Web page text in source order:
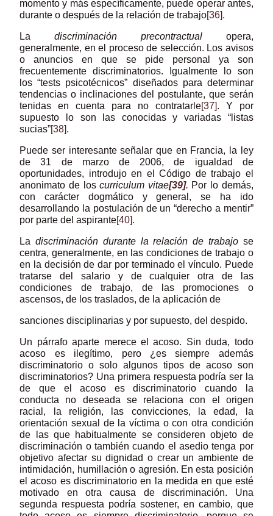
momento y más específicamente, puede operar antes,
durante o después de la relación de trabajo[36].
Ladiscriminación precontractual opera,
generalmente, en el proceso de selección. Los avisos
o anuncios en que se pide personal ya son
frecuentemente discriminatorios. Igualmente lo son
los “tests psicotécnicos” diseñados para determinar
tendencias o inclinaciones del postulante, que serán
tenidas en cuenta para no contratarle[37]. Y por
supuesto lo son las conocidas y variadas “listas
sucias”[38].
Puede ser interesante señalar que en Francia, la ley
de 31 de marzo de 2006, de igualdad de
oportunidades, introdujo en el Código de trabajo el
anonimato de loscurriculum vitae[39]. Por lo demás,
con carácter dogmático y general, se ha ido
desarrollando la postulación de un “derecho a mentir”
por parte del aspirante[40].
Ladiscriminación durante la relación de trabajo se
centra, generalmente, en las condiciones de trabajo o
en la decisión de dar por terminado el vínculo. Puede
tratarse del salario y de cualquier otra de las
condiciones de trabajo, de las promociones o
ascensos, de los traslados, de la aplicación de
sanciones disciplinarias y por supuesto, del despido.
Un párrafo aparte merece el acoso. Sin duda, todo
acoso es ilegítimo, pero ¿es siempre además
discriminatorio o solo algunos tipos de acoso son
discriminatorios? Una primera respuesta podría ser la
de que el acoso es discriminatorio cuando la
conducta no deseada se relaciona con el origen
racial, la religión, las convicciones, la edad, la
orientación sexual de la víctima o con otra condición
de las que habitualmente se consideren objeto de
discriminación o también cuando el asedio tenga por
objetivo afectar su dignidad o crear un ambiente de
intimidación, humillación o agresión. En esta posición
el acoso es discriminatorio en la medida en que esté
motivado en otra causa de discriminación. Una
segunda respuesta podría sostener, en cambio, que